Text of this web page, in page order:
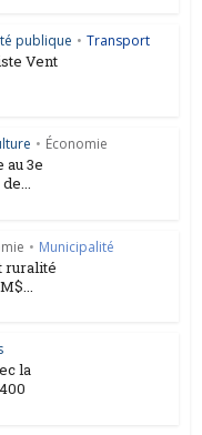
publique • Transport
Vent
• Économie
au 3e
• Municipalité
ruralité
la